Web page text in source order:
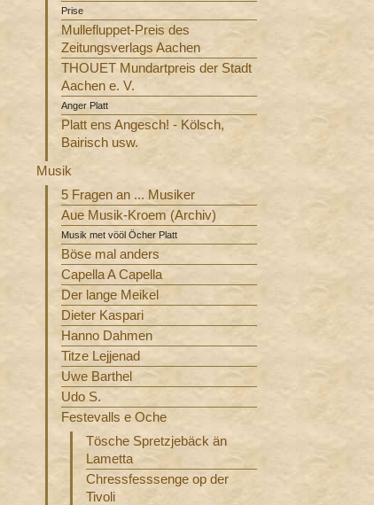
Prise
Mullefluppet-Preis des
Zeitungsverlags Aachen
THOUET Mundartpreis der Stadt
Aachen e. V.
Anger Platt
Platt ens Angesch! - Kölsch,
Bairisch usw.
Musik
5 Fragen an ... Musiker
Aue Musik-Kroem (Archiv)
Musik met vööl Öcher Platt
Böse mal anders
Capella A Capella
Der lange Meikel
Dieter Kaspari
Hanno Dahmen
Titze Lejjenad
Uwe Barthel
Udo S.
Festevalls e Oche
Tösche Spretzjebäck än
Lametta
Chressfesssenge op der
Tivoli